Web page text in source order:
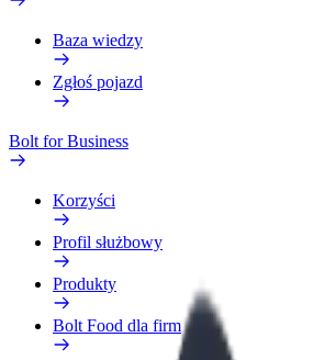
Baza wiedzy
Zgłoś pojazd
Bolt for Business
Korzyści
Profil służbowy
Produkty
Bolt Food dla firm